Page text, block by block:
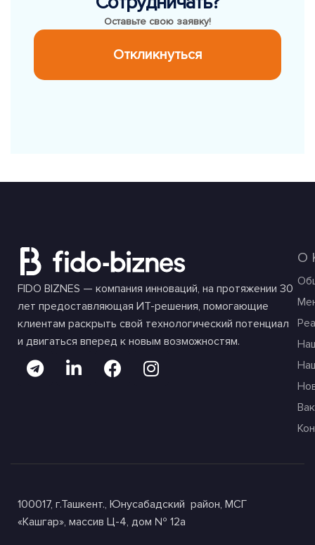
Оставьте свою заявку!
Откликнуться
FIDO BIZNES — компания инноваций, на протяжении 30
лет предоставляющая ИТ-решения, помогающие
клиентам раскрыть свой технологический потенциал
и двигаться вперед к новым возможностям.
О
100017, г.Ташкент., Юнусабадский район, МСГ
«Кашгар», массив Ц-4, дом № 12а